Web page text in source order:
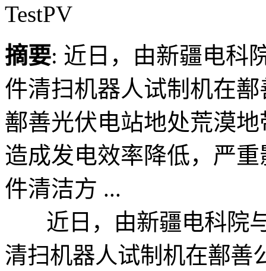
TestPV
摘要: 近日，由新疆电科
件清扫机器人试制机在
鄯善光伏电站地处荒漠
造成发电效率降低，严
件清洁方 ...
近日，由新疆电科院与
清扫机器人试制机在鄯